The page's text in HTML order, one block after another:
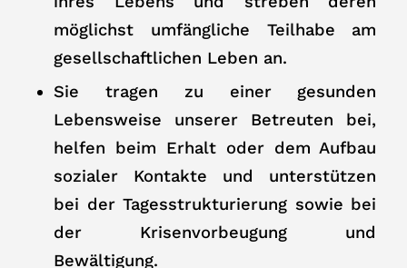
möglichst umfängliche Teilhabe am
gesellschaftlichen Leben an.
Sie tragen zu einer gesunden
Lebensweise unserer Betreuten bei,
helfen beim Erhalt oder dem Aufbau
sozialer Kontakte und unterstützen
bei der Tagesstrukturierung sowie bei
der Krisenvorbeugung und
Bewältigung.